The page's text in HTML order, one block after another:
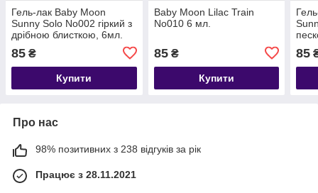
Гель-лак Baby Moon
Sunny Solo No002 гіркий з
дрібною блисткою, 6мл.
85 ₴
Купити
Baby Moon Lilac Train
No010 6 мл.
85₴
Купити
85
Про нас
98% позитивних з 238 відгуків за рік
Працює з 28.11.2021